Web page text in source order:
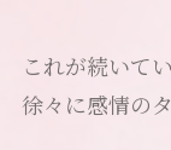
これが続いて
徐々に感情の